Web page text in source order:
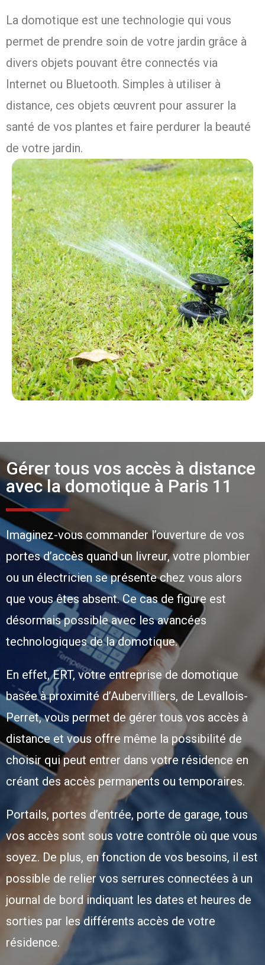
La domotique est une technologie qui vous
permet de prendre soin de votre jardin grâce à
divers objets pouvant être connectés via
Internet ou Bluetooth. Simples à utiliser à
distance, ces objets œuvrent pour assurer la
santé de vos plantes et faire perdurer la beauté
de votre jardin.
Gérer tous vos accès à distance
avec la domotique à Paris 11
Imaginez-vous commander l’ouverture de vos
portes d’accès quand un livreur, votre plombier
ou un électricien se présente chez vous alors
que vous êtes absent. Ce cas de figure est
désormais possible avec les avancées
technologiques de la domotique.
En effet, ERT, votre entreprise de domotique
basée à proximité d’Aubervilliers, de Levallois-
Perret, vous permet de gérer tous vos accès à
distance et vous offre même la possibilité de
choisir qui peut entrer dans votre résidence en
créant des accès permanents ou temporaires.
Portails, portes d’entrée, porte de garage, tous
vos accès sont sous votre contrôle où que vous
soyez. De plus, en fonction de vos besoins, il est
possible de relier vos serrures connectées à un
journal de bord indiquant les dates et heures de
sorties par les différents accès de votre
résidence.